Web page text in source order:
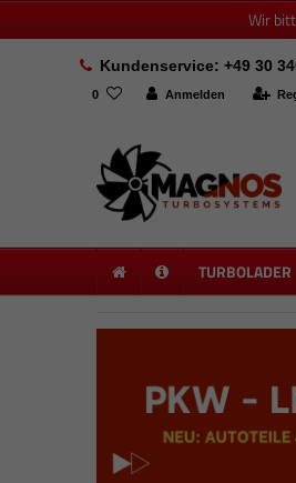
Wir
Kundenservice: +49 30
0 Anmelden
TURBOLADER